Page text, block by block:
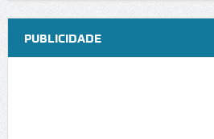
PUBLICIDADE